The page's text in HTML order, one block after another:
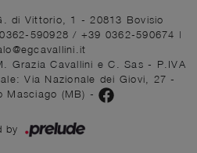
di Vittorio, 1 - 20813 Bovisio
590928/ +39 0362-590674 |
Grazia Cavallini e C. Sas - P.IVA
Via Nazionale dei Giovi, 27 -
Masciago (MB) -
by